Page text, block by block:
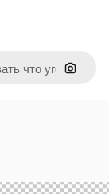
Поиск